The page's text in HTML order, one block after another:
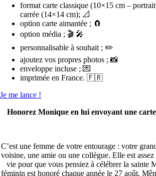
format carte classique (10×15 cm –
carrée (14×14 cm); 📐
option carte aimantée ; 🧲
option média ; 🎬 🎤
personnalisable à souhait ; ✏️
ajoutez vos propres photos ; 📸
enveloppe incluse ; 💌
imprimée en France. 🇫🇷
Je me lance !
Honorez Monique en lui envoyant une
C’est une femme de votre entourage : votre
voisine, une amie ou une collègue. Elle est
vie pour que vous pensiez à célébrer la sainte
féminin est honoré chaque année le 27 août.